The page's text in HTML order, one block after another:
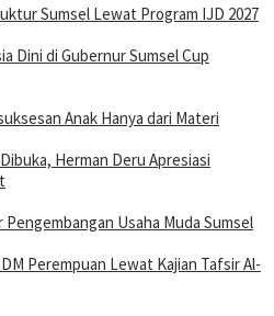
Sumsel Lewat Program IJD 2027
Dini di Gubernur Sumsel Cup
Anak Hanya dari Materi
Herman Deru Apresiasi
Usaha Muda Sumsel
Perempuan Lewat Kajian Tafsir Al-